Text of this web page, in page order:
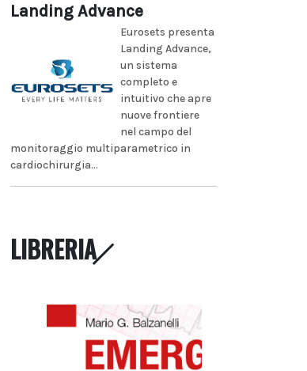
Landing Advance
Eurosets presenta
Landing Advance,
un sistema
completo e
intuitivo che apre
nuove frontiere
nel campo del
monitoraggio multiparametrico in
cardiochirurgia...
LIBRERIA